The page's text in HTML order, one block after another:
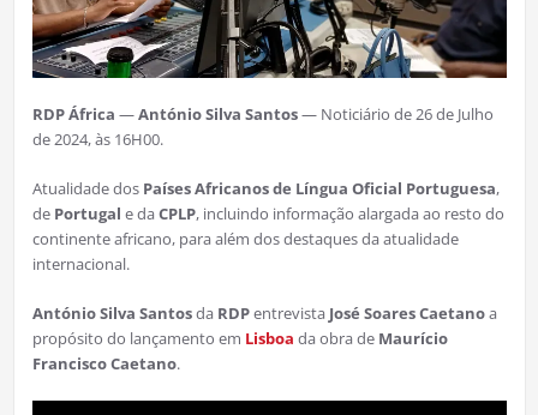
RDP África —António Silva Santos— Noticiário de 26 de Julho
de 2024, às 16H00.
Atualidade dos Países Africanos de Língua Oficial Portuguesa,
de Portugal e daCPLP, incluindo informação alargada ao resto do
continente africano, para além dos destaques da atualidade
internacional.
António Silva Santosda RDPentrevista José Soares Caetanoa
propósito do lançamento em Lisboa da obra de Maurício
Francisco Caetano.